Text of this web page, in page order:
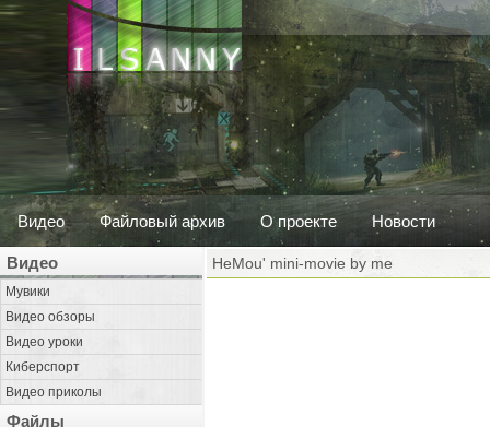
Видео Файловый архив О проекте Новости
Видео
Мувики
Видео обзоры
Видео уроки
Киберспорт
Видео приколы
Файлы
HeMou' mini-movie by me